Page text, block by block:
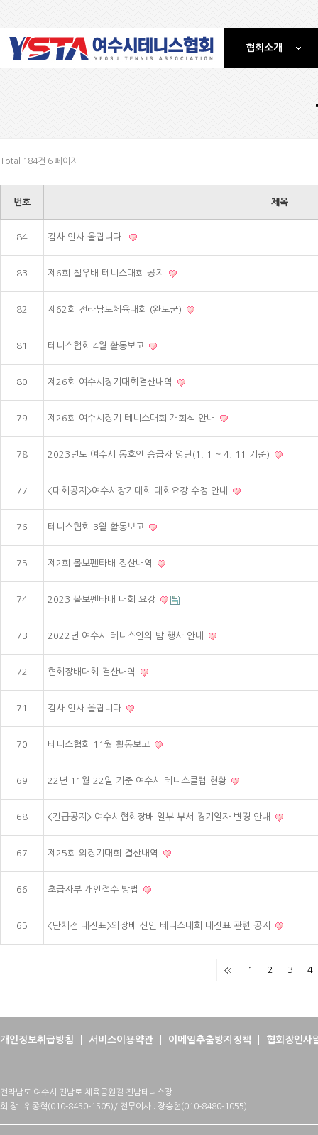
협회소개
Total 184건 6 페이지
번호 제목
84 감사 인사 올립니다.
83 제6회 칠우배 테니스대회 공지
82 제62회 전라남도체육대회 (완도군)
81 테니스협회 4월 활동보고
80 제26회 여수시장기대회결산내역
79 제26회 여수시장기 테니스대회 개회식 안내
78 2023년도 여수시 동호인 승급자 명단(1. 1 ~ 4. 11 기준)
77 <대회공지>여수시장기대회 대회요강 수정 안내
76 테니스협회 3월 활동보고
75 제2회 볼보펜타배 정산내역
74 2023 볼보펜타배 대회 요강
73 2022년 여수시 테니스인의 밤 행사 안내
72 협회장배대회 결산내역
71 감사 인사 올립니다
70 테니스협회 11월 활동보고
69 22년 11월 22일 기준 여수시 테니스클럽 현황
68 <긴급공지> 여수시협회장배 일부 부서 경기일자 변경 안내
67 제25회 의장기대회 결산내역
66 초급자부 개인접수 방법
65 <단체전 대진표>의장배 신인 테니스대회 대진표 관련 공지
1 2 3 4
개인정보취급방침 서비스이용약관 이메일추출방지정책 협회장인사
전라남도 여수시 진남로 체육공원길 진남테니스장
회 장 : 위종혁(010-8450-1505)/ 전무이사 : 장승현(010-8480-1055)